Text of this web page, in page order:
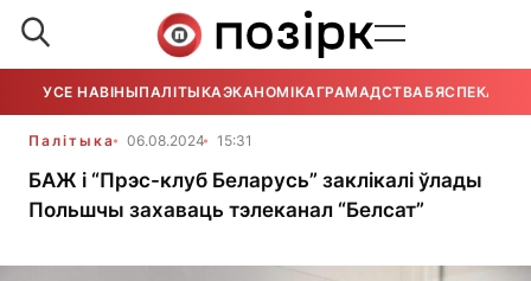
УСЕ НАВІНЫПАЛІТЫКАЭКАНОМІКАГРАМАДСТВАБЯСПЕКА
Палітыка 06.08.2024 15:31
БАЖ і “Прэс-клуб Беларусь” заклікалі ўлады
Польшчы захаваць тэлеканал “Белсат”